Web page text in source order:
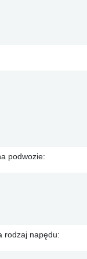
podwozie:
rodzaj napędu: